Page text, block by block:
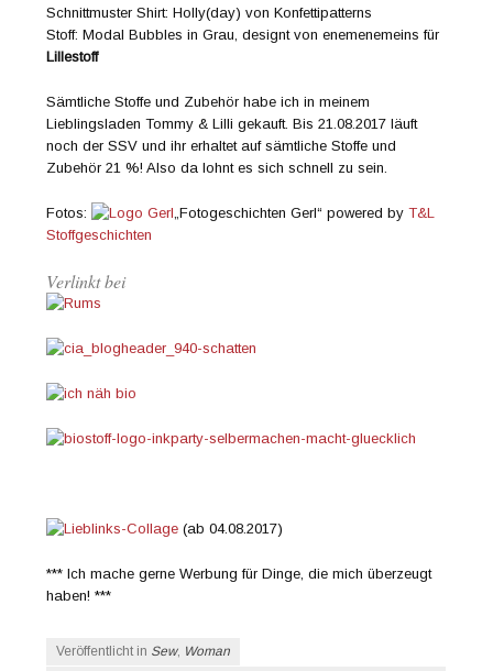
Schnittmuster Shirt: Holly(day) von Konfettipatterns
Stoff: Modal Bubbles in Grau, designt von enemenemeins für
Lillestoff
Sämtliche Stoffe und Zubehör habe ich in meinem
Lieblingsladen Tommy & Lilli gekauft. Bis 21.08.2017 läuft
noch der SSV und ihr erhaltet auf sämtliche Stoffe und
Zubehör 21 %! Also da lohnt es sich schnell zu sein.
Fotos: „Fotogeschichten Gerl“ powered byT&L
Stoffgeschichten
Verlinkt bei
(ab 04.08.2017)
*** Ich mache gerne Werbung für Dinge, die mich überzeugt
haben! ***
Veröffentlicht in Sew, Woman